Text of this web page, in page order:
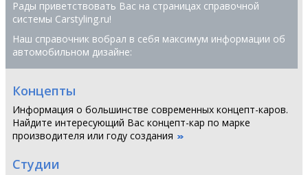
Рады приветствовать Вас на страницах справочной
системы Сarstyling.ru!
Наш справочник вобрал в себя максимум информации об
автомобильном дизайне:
Концепты
Информация о большинстве современных концепт-каров.
Найдите интересующий Вас концепт-кар по марке
производителя или году создания
Студии